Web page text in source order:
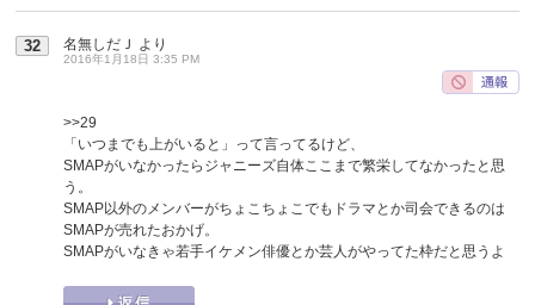
32 名無しだＪ より
2016年1月18日 3:35 PM
>>29
「いつまでも上がいると」って言ってるけど、
SMAPがいなかったらジャニーズ自体ここまで繁栄してなかったと思
う。
SMAP以外のメンバーがちょこちょこでもドラマとか司会できるのは
SMAPが売れたおかげ。
SMAPがいなきゃ若手イケメン俳優とか芸人がやってた枠だと思うよ